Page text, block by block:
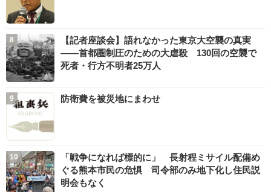
【記者座談会】語れなかった東京大空襲の真実
――首都圏制圧のための大虐殺 130回の空襲で
死者・行方不明者25万人
防衛費を被災地にまわせ
「戦争になれば標的に」 長射程ミサイル配備め
ぐる熊本市民の危惧 司令部のみ地下化し住民説
明会もなく